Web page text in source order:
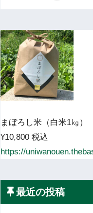
まぼろし米（白米1㎏）
¥10,800 税込
https://
最近の投稿